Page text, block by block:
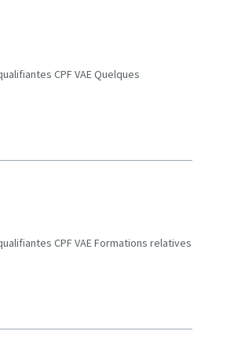
CPF VAE Quelques
CPF VAE Formations relatives